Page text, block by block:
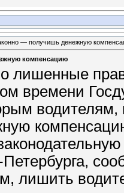
— получишь денежную
компенсацию
лишенные
времени
лишить